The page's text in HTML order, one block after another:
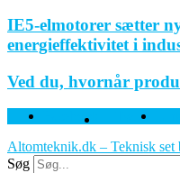
IE5-elmotorer sætter
energieffektivitet i
Ved du, hvornår
Facebook Twitter
Altomteknik.dk – Teknisk set
Søg